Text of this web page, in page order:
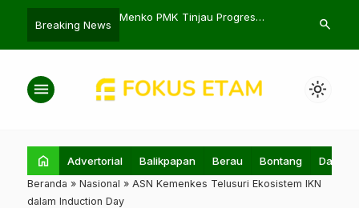
Breaking News
Pembangunan
Menko PMK Tinjau Progres
Fabio
FC
search
menu light_mode
home Advertorial Balikpapan Berau Bontang Daerah
Beranda » Nasional » ASN Kemenkes Telusuri Ekosistem IKN
dalam Induction Day